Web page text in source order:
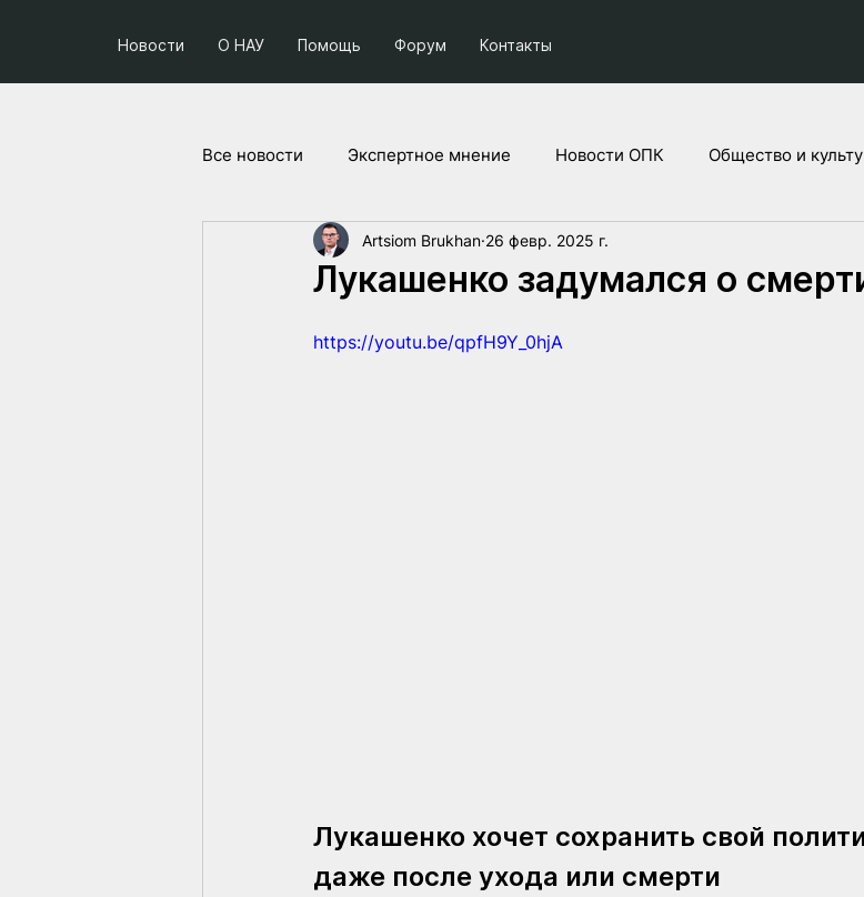
Новости О НАУ Помощь Форум Контакты
Все новости Экспертное мнение Новости ОПК Общество и
Социум и политика Проекты НАУ Дети Украины
Лукашенко задумался о
Artsiom Brukhan 26 февр. 2025 г.
https://youtu.be/qpfH9Y_0hjA
Лукашенко хочет сохранить свой
даже после ухода или смерти